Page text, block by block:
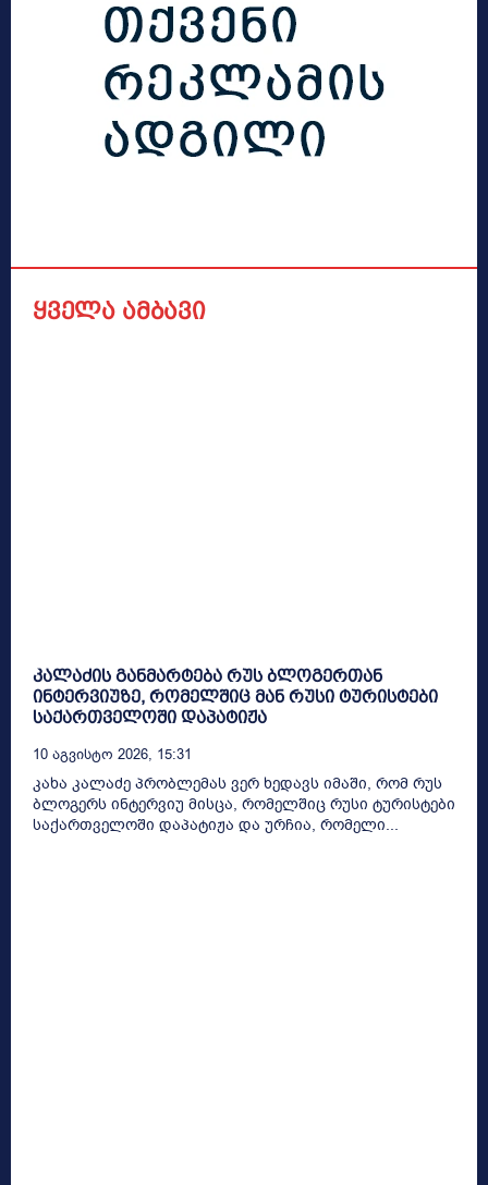
ყველა ამბავი
კალაძის განმარტება რუს ბლოგერთან
ინტერვიუზე, რომელშიც მან რუსი ტურისტები
საქართველოში დაპატიჟა
10 Აგვისტო 2026, 15:31
კახა კალაძე პრობლემას ვერ ხედავს იმაში, რომ რუს
ბლოგერს ინტერვიუ მისცა, რომელშიც რუსი ტურისტები
საქართველოში დაპატიჟა და ურჩია, რომელი...